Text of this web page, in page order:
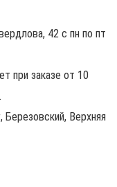
42 с пн по пт
при заказе от 10
Березовский, Верхняя